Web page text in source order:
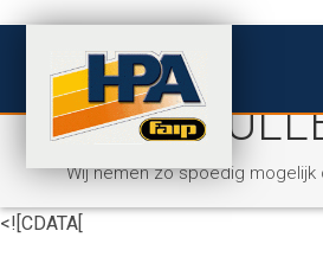
BEDANKT
Wij nemen zo spoedig
<![CDATA[